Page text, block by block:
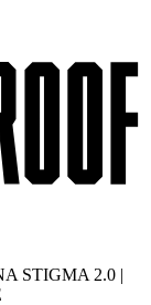
STIGMA 2.0 |